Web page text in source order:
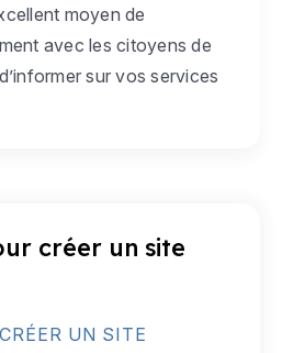
moyen de
avec les citoyens de
sur vos services
créer un site
UN SITE